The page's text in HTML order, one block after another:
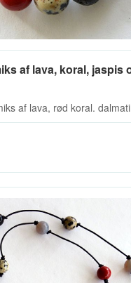
af lava, koral, jaspis
af lava, rød koral.